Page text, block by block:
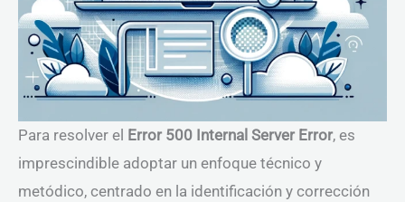
Para resolver el Error 500 Internal Server Error, es
imprescindible adoptar un enfoque técnico y
metódico, centrado en la identificación y corrección